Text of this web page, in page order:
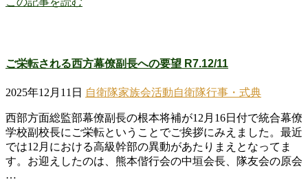
ご栄転される西方幕僚副長への要望 R7.12/11
2025年12月11日 自衛隊家族会活動自衛隊行事・式典
西部方面総監部幕僚副長の根本将補が12月16日付で統合幕僚
学校副校長にご栄転ということでご挨拶にみえました。最近
では12月における高級幹部の異動があたりまえとなってま
す。お迎えしたのは、熊本偕行会の中垣会長、隊友会の原会
…